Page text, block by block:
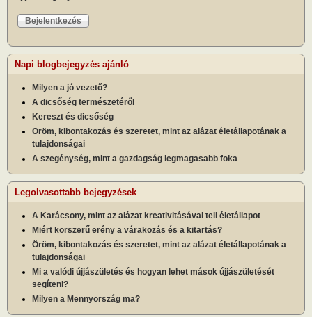
Napi blogbejegyzés ajánló
Milyen a jó vezető?
A dicsőség természetéről
Kereszt és dicsőség
Öröm, kibontakozás és szeretet, mint az alázat életállapotának a
tulajdonságai
A szegénység, mint a gazdagság legmagasabb foka
Legolvasottabb bejegyzések
A Karácsony, mint az alázat kreativitásával teli életállapot
Miért korszerű erény a várakozás és a kitartás?
Öröm, kibontakozás és szeretet, mint az alázat életállapotának a
tulajdonságai
Mi a valódi újjászületés és hogyan lehet mások újjászületését
segíteni?
Milyen a Mennyország ma?